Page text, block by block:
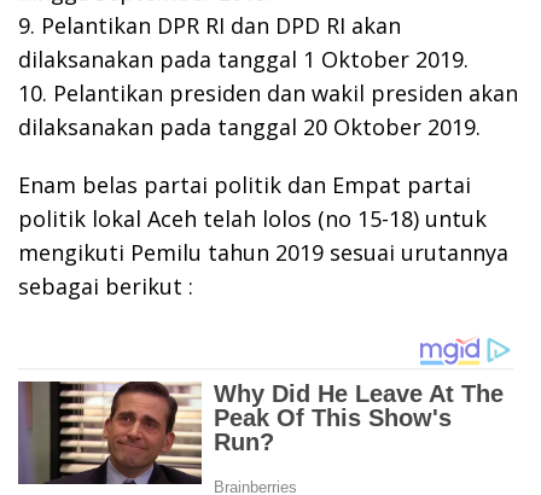
9. Pelantikan DPR RI dan DPD RI akan
dilaksanakan pada tanggal 1 Oktober 2019.
10. Pelantikan presiden dan wakil presiden akan
dilaksanakan pada tanggal 20 Oktober 2019.
Enam belas partai politik dan Empat partai
politik lokal Aceh telah lolos (no 15-18) untuk
mengikuti Pemilu tahun 2019 sesuai urutannya
sebagai berikut :